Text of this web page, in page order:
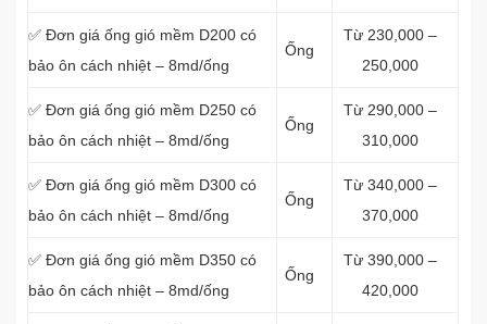
✅ Đơn giá ống gió mềm D200 có
bảo ôn cách nhiệt – 8md/ống
Ống
Từ 230,000 –
250,000
✅ Đơn giá ống gió mềm D250 có
bảo ôn cách nhiệt – 8md/ống
Ống
Từ 290,000 –
310,000
✅ Đơn giá ống gió mềm D300 có
bảo ôn cách nhiệt – 8md/ống
Ống
Từ 340,000 –
370,000
✅ Đơn giá ống gió mềm D350 có
bảo ôn cách nhiệt – 8md/ống
Ống
Từ 390,000 –
420,000